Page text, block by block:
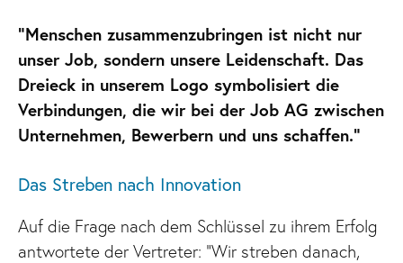
“Menschen zusammenzubringen ist nicht nur
unser Job, sondern unsere Leidenschaft. Das
Dreieck in unserem Logo symbolisiert die
Verbindungen, die wir bei der Job AG zwischen
Unternehmen, Bewerbern und uns schaffen.”
Das Streben nach Innovation
Auf die Frage nach dem Schlüssel zu ihrem Erfolg
antwortete der Vertreter: “Wir streben danach,